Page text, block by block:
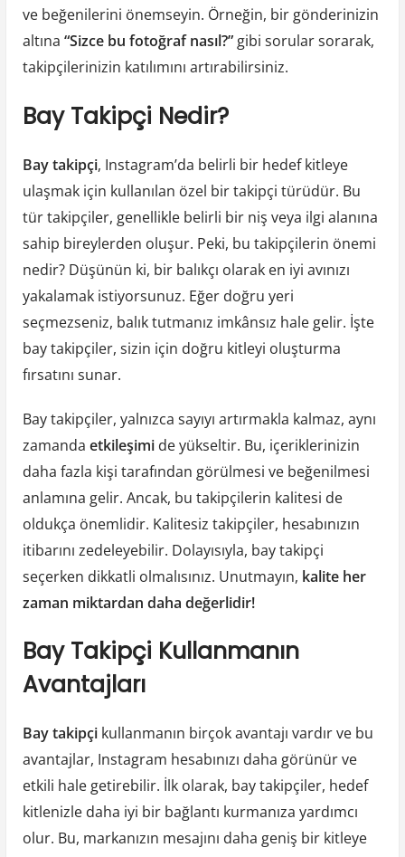
ve beğenilerini önemseyin. Örneğin, bir gönderinizin
altına “Sizce bu fotoğraf nasıl?”gibi sorular sorarak,
takipçilerinizin katılımını artırabilirsiniz.
Bay Takipçi Nedir?
Bay takipçi, Instagram’da belirli bir hedef kitleye
ulaşmak için kullanılan özel bir takipçi türüdür. Bu
tür takipçiler, genellikle belirli bir niş veya ilgi alanına
sahip bireylerden oluşur. Peki, bu takipçilerin önemi
nedir? Düşünün ki, bir balıkçı olarak en iyi avınızı
yakalamak istiyorsunuz. Eğer doğru yeri
seçmezseniz, balık tutmanız imkânsız hale gelir. İşte
bay takipçiler, sizin için doğru kitleyi oluşturma
fırsatını sunar.
Bay takipçiler, yalnızca sayıyı artırmakla kalmaz, aynı
zamanda etkileşimide yükseltir. Bu, içeriklerinizin
daha fazla kişi tarafından görülmesi ve beğenilmesi
anlamına gelir. Ancak, bu takipçilerin kalitesi de
oldukça önemlidir. Kalitesiz takipçiler, hesabınızın
itibarını zedeleyebilir. Dolayısıyla, bay takipçi
seçerken dikkatli olmalısınız. Unutmayın, kalite her
zaman miktardan daha değerlidir!
Bay Takipçi Kullanmanın
Avantajları
Bay takipçikullanmanın birçok avantajı vardır ve bu
avantajlar, Instagram hesabınızı daha görünür ve
etkili hale getirebilir. İlk olarak, bay takipçiler, hedef
kitlenizle daha iyi bir bağlantı kurmanıza yardımcı
olur. Bu, markanızın mesajını daha geniş bir kitleye